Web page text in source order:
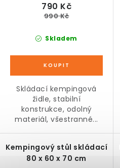
Skladem
790 Kč
990 Kč
Skládací kempingová
židle, stabilní
konstrukce, odolný
materiál, všestranné...
Kempingový stůl skládací
80 x 60 x 70 cm